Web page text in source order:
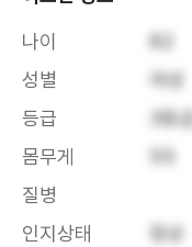
나이
82
성별
여성
등급
3등급
몸무게
질병
인지상태
정상